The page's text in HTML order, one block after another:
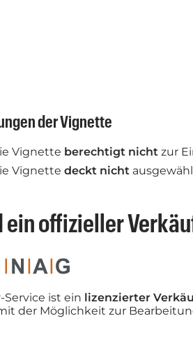
der Vignette
Vignette berechtigt nicht zur
Vignette deckt nicht
ein offizieller
Service ist ein lizenzierter
der Möglichkeit zur